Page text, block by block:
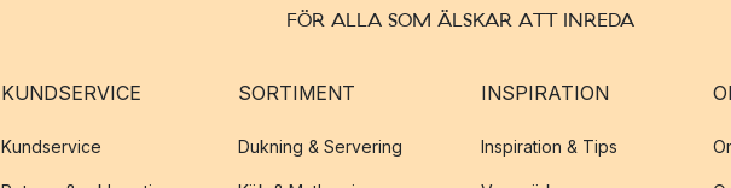
FÖR ALLA SOM ÄLSKAR ATT INREDA
KUNDSERVICE
Kundservice
SORTIMENT
Dukning & Servering
INSPIRATION
Inspiration & Tips